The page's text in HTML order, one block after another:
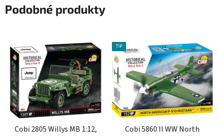
Podobné produkty
Cobi 2805 Willys MB 1:12,
TIP
Cobi 5860 II WW North